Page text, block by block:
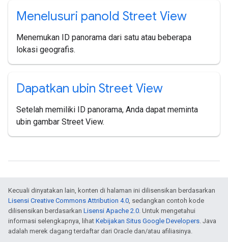
Menelusuri panoId Street View
Menemukan ID panorama dari satu atau beberapa
lokasi geografis.
Dapatkan ubin Street View
Setelah memiliki ID panorama, Anda dapat meminta
ubin gambar Street View.
Kecuali dinyatakan lain, konten di halaman ini dilisensikan berdasarkan
Lisensi Creative Commons Attribution 4.0, sedangkan contoh kode
dilisensikan berdasarkan Lisensi Apache 2.0. Untuk mengetahui
informasi selengkapnya, lihat Kebijakan Situs Google Developers. Java
adalah merek dagang terdaftar dari Oracle dan/atau afiliasinya.